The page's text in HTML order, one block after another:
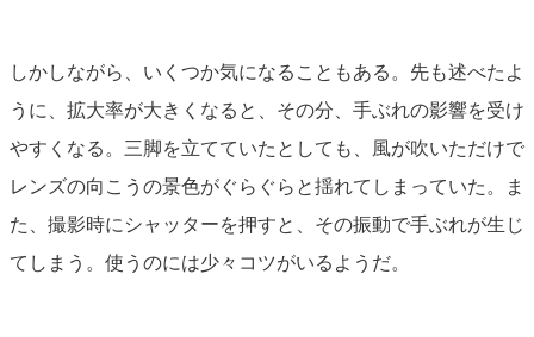
しかしながら、いくつか気になることもある。先も述べたよ
うに、拡大率が大きくなると、その分、手ぶれの影響を受け
やすくなる。三脚を立てていたとしても、風が吹いただけで
レンズの向こうの景色がぐらぐらと揺れてしまっていた。ま
た、撮影時にシャッターを押すと、その振動で手ぶれが生じ
てしまう。使うのには少々コツがいるようだ。